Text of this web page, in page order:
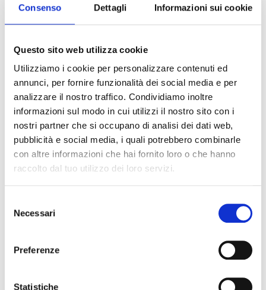
Consenso Dettagli Informazioni sui cookie
Questo sito web utilizza cookie
Utilizziamo i cookie per personalizzare contenuti ed
annunci, per fornire funzionalità dei social media e per
analizzare il nostro traffico. Condividiamo inoltre
informazioni sul modo in cui utilizzi il nostro sito con i
nostri partner che si occupano di analisi dei dati web,
pubblicità e social media, i quali potrebbero combinarle
con altre informazioni che hai fornito loro o che hanno
raccolto dal tuo utilizzo dei loro servizi.
delNecessari
Preferenze
Statistiche
profondamente segnato il territorio e la sua evoluzione.
Altre lezioni sul
campo simili
VEDI